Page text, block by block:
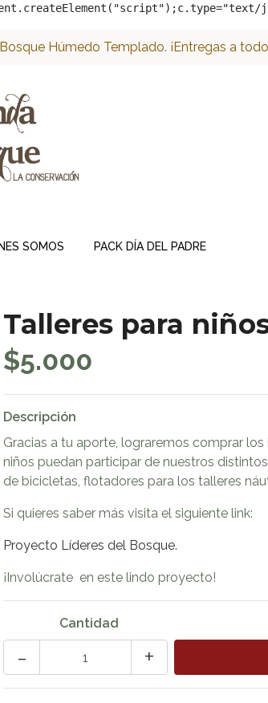
Húmedo Templado. ¡Entregas a
SOMOS PACK DÍA DEL PADRE
Talleres para
$5.000
Descripción
Gracias a tu aporte, lograremos comprar
niños puedan participar de nuestros
de bicicletas, flotadores para los talleres
Si quieres saber más visita el siguiente link:
Proyecto Líderes del Bosque.
¡Involúcrate en este lindo proyecto!
Cantidad
+
-